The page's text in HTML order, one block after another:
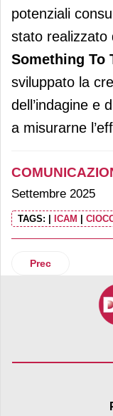
potenziali
stato realizzato
Something To
sviluppato la
dell’indagine e
a misurarne
Settembre 2025
TAGS: ICAM
Articolo
Prec